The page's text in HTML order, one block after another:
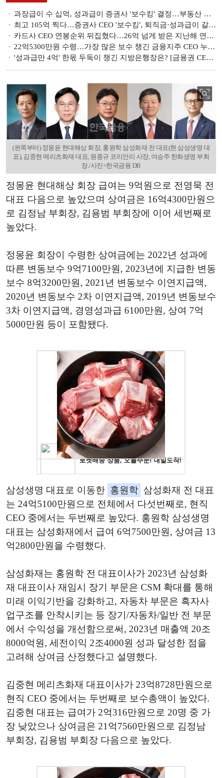
과장급이 수 십억, 성과급이 증권사 '보수킹' 결정…부동산 지고, 채권이 떴다 [금융권 임직원 연봉 랭킹]
최고 105억 찍다…증권사 CEO '보수킹', 퇴직금·성과급이 갈랐다 [금융권 CEO 연봉 랭킹]
카드사 CEO 연봉순위 뒤집혔다…26억 넘게 받은 지난해 연봉킹은 누구? [금융권 CEO 연봉 랭킹]
22억5300만원 수령…가장 많은 보수 챙긴 금융지주 CEO 누구 [금융권 CEO 연봉 랭킹]
'성과급만 4억' 한몫 두둑이 챙긴 지방은행장은? [금융권 CEO 연봉 랭킹]
(왼쪽부터) 정몽윤 현대해상 회장, 홍원학 삼성화재 전 대표(현 삼성생명 대
표), 김중현 메리츠화재 대표, 원종규 코리안리 사장, 여승주 한화생명 부회
장./사진=한국금융 DB
정몽윤 현대해상 회장 급여는 9억원으로 전영묵 전
대표 다음으로 높았으며 상여금은 16억4300만원으
로 김정남 부회장, 김용범 부회장에 이어 세번째로
높았다.
정몽윤 회장이 수령한 상여금에는 2022년 성과에
따른 변동보수 9억7100만원, 2023년에 지급한 변동
보수 8억3200만원, 2021년 변동보수 이연지급액,
2020년 변동보수 2차 이연지급액, 2019년 변동보수
3차 이연지급액, 경영성과급 6100만원, 상여 7억
5000만원 등이 포함됐다.
삼성생명 대표로 이동한 홍원학 삼성화재 전 대표
는 24억5100만원으로 전체에서 다섯번째로, 현직
CEO 중에서는 두번째로 높았다. 홍원학 삼성생명
대표는 삼성화재에서 급여 6억7500만원, 상여금 13
억2800만원을 수령했다.
삼성화재는 홍원학 전 대표이사가 2023년 삼성화
재 대표이사 재임시 장기 부문은 CSM 확대를 통해
미래 이익기반을 강화하고, 자동차 부문은 흑자사
업구조를 안착시키는 등 장기/자동차/일반 전 부문
에서 수익성을 개선함으로써, 2023년 매출액 20조
8000억원, 세전이익 2조4000원 성과 달성한 점을
고려해 상여금 산정했다고 설명했다.
김중현 메리츠화재 대표이사가 23억8728만원으로
현직 CEO 중에서는 두번째로 보수총액이 높았다.
김중현 대표는 급여가 2억316만원으로 20명 중 가
장 낮았으나 상여금은 21억7560만원으로 김정남
부회장, 김용범 부회장 다음으로 높았다.